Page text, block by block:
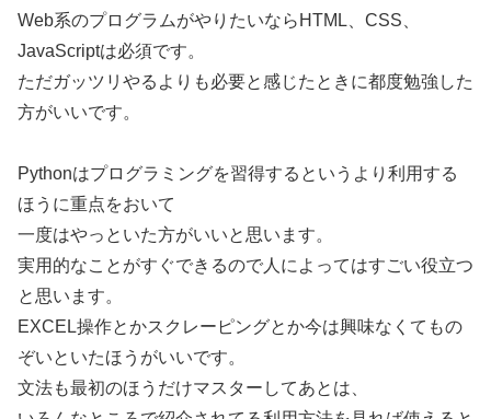
Web系のプログラムがやりたいならHTML、CSS、
JavaScriptは必須です。
ただガッツリやるよりも必要と感じたときに都度勉強した
方がいいです。
Pythonはプログラミングを習得するというより利用する
ほうに重点をおいて
一度はやっといた方がいいと思います。
実用的なことがすぐできるので人によってはすごい役立つ
と思います。
EXCEL操作とかスクレーピングとか今は興味なくてもの
ぞいといたほうがいいです。
文法も最初のほうだけマスターしてあとは、